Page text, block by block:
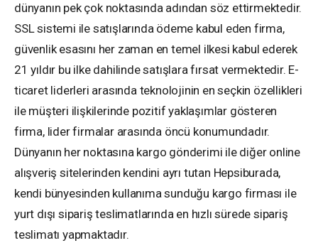
dünyanın pek çok noktasında adından söz ettirmektedir.
SSL sistemi ile satışlarında ödeme kabul eden firma,
güvenlik esasını her zaman en temel ilkesi kabul ederek
21 yıldır bu ilke dahilinde satışlara fırsat vermektedir. E-
ticaret liderleri arasında teknolojinin en seçkin özellikleri
ile müşteri ilişkilerinde pozitif yaklaşımlar gösteren
firma, lider firmalar arasında öncü konumundadır.
Dünyanın her noktasına kargo gönderimi ile diğer online
alışveriş sitelerinden kendini ayrı tutan Hepsiburada,
kendi bünyesinden kullanıma sunduğu kargo firması ile
yurt dışı sipariş teslimatlarında en hızlı sürede sipariş
teslimatı yapmaktadır.